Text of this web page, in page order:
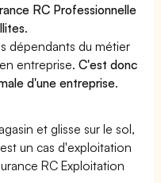
RC Professionnelle
.
dépendants du métier
entreprise.C'est donc
d'une entreprise.
et glisse sur le sol,
un cas d'exploitation
RC Exploitation